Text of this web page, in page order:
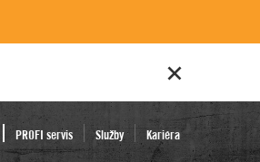
PROFI servis Služby Kariéra